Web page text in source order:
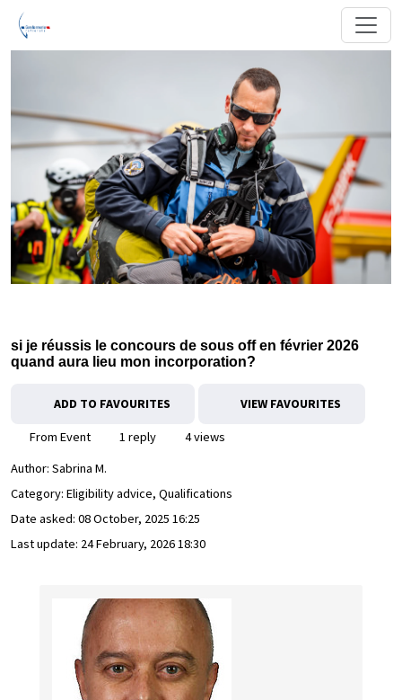
si je réussis le concours de sous off en février 2026
quand aura lieu mon incorporation?
ADD TO FAVOURITES VIEW FAVOURITES
From Event 1 reply
4 views
Author: Sabrina M.
Category: Eligibility advice, Qualifications
Date asked: 08 October, 2025 16:25
Last update: 24 February, 2026 18:30